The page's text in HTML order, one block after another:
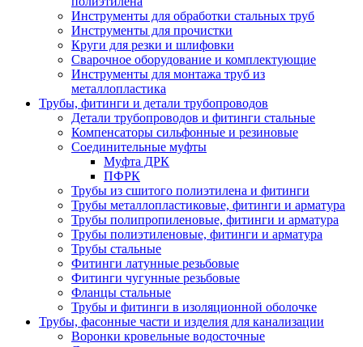
Инструменты для обработки стальных труб
Инструменты для прочистки
Круги для резки и шлифовки
Сварочное оборудование и комплектующие
Инструменты для монтажа труб из
металлопластика
Трубы, фитинги и детали трубопроводов
Детали трубопроводов и фитинги стальные
Компенсаторы сильфонные и резиновые
Соединительные муфты
Муфта ДРК
ПФРК
Трубы из сшитого полиэтилена и фитинги
Трубы металлопластиковые, фитинги и арматура
Трубы полипропиленовые, фитинги и арматура
Трубы полиэтиленовые, фитинги и арматура
Трубы стальные
Фитинги латунные резьбовые
Фитинги чугунные резьбовые
Фланцы стальные
Трубы и фитинги в изоляционной оболочке
Трубы, фасонные части и изделия для канализации
Воронки кровельные водосточные